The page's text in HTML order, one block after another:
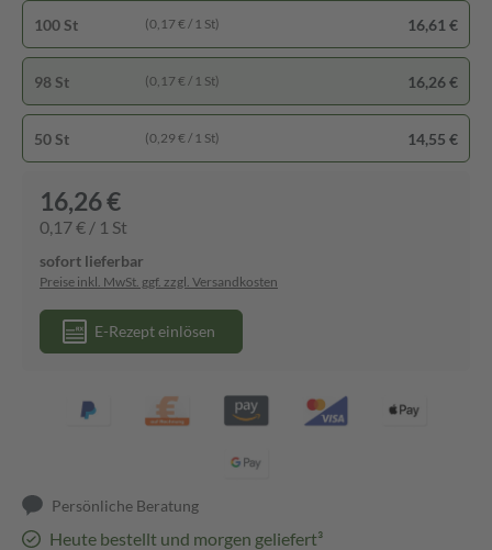
100 St (0,17 € / 1 St) 16,61 €
98 St (0,17 € / 1 St) 16,26 €
50 St (0,29 € / 1 St) 14,55 €
16,26 €
0,17 € / 1 St
sofort lieferbar
Preise inkl. MwSt. ggf. zzgl. Versandkosten
E-Rezept einlösen
Persönliche Beratung
Heute bestellt und morgen geliefert³